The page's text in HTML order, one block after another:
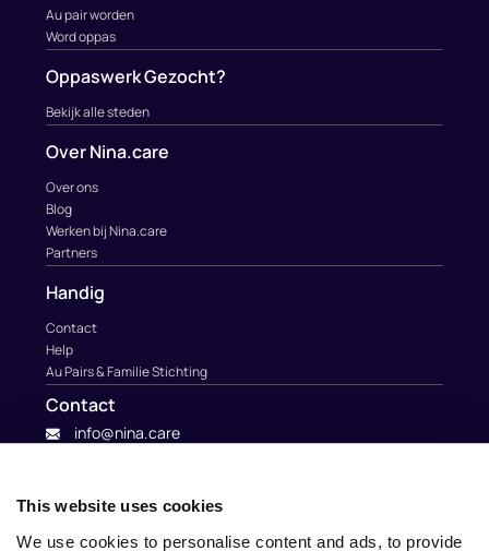
This website uses cookies
We use cookies to personalise content and ads, to provide
Au pair worden
Word oppas
Oppaswerk Gezocht?
Bekijk alle steden
Over Nina.care
Over ons
Blog
Werken bij Nina.care
Partners
Handig
Contact
Help
Au Pairs & Familie Stichting
Contact
info@nina.care